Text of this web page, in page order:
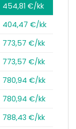
454,81 €/kk
404,47 €/kk
773,57 €/kk
773,57 €/kk
780,94 €/kk
780,94 €/kk
788,43 €/kk